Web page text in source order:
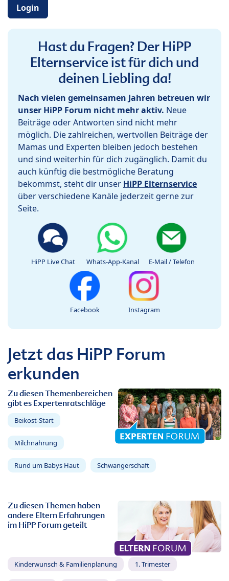
Login
Hast du Fragen? Der HiPP
Elternservice ist für dich und
deinen Liebling da!
Nach vielen gemeinsamen Jahren betreuen wir
unser HiPP Forum nicht mehr aktiv. Neue
Beiträge oder Antworten sind nicht mehr
möglich. Die zahlreichen, wertvollen Beiträge der
Mamas und Experten bleiben jedoch bestehen
und sind weiterhin für dich zugänglich. Damit du
auch künftig die bestmögliche Beratung
bekommst, steht dir unser HiPP Elternservice
über verschiedene Kanäle jederzeit gerne zur
Seite.
HiPP Live Chat Whats-App-Kanal E-Mail / Telefon
Facebook Instagram
Jetzt das HiPP Forum
erkunden
Zu diesen Themenbereichen
gibt es Expertenratschläge
Beikost-Start
Milchnahrung
Rund um Babys Haut Schwangerschaft
Zu diesen Themen haben
andere Eltern Erfahrungen
im HiPP Forum geteilt
Kinderwunsch & Familienplanung 1. Trimester